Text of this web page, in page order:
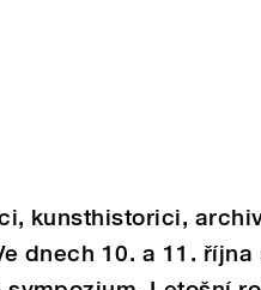
kunsthistorici,
dnech 10. a 11.